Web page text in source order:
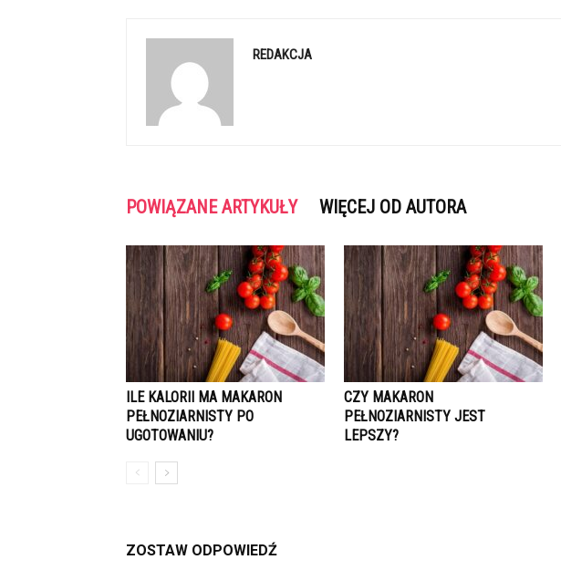
REDAKCJA
POWIĄZANE ARTYKUŁY WIĘCEJ OD AUTORA
ILE KALORII MA MAKARON
PEŁNOZIARNISTY PO
UGOTOWANIU?
CZY MAKARON
PEŁNOZIARNISTY JEST
LEPSZY?
ZOSTAW ODPOWIEDŹ